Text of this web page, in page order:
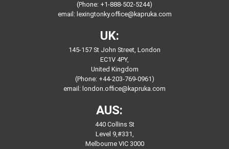
(Phone: +1-888-502-5244)
email: lexingtonky.office@kapruka.com
UK:
145-157 St John Street, London
EC1V 4PY,
United Kingdom
(Phone: +44-203-769-0961)
email: london.office@kapruka.com
AUS:
440 Collins St
Level 9,#331,
Melbourne VIC 3000